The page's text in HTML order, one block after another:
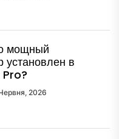
мощный
установлен в
Pro?
2026